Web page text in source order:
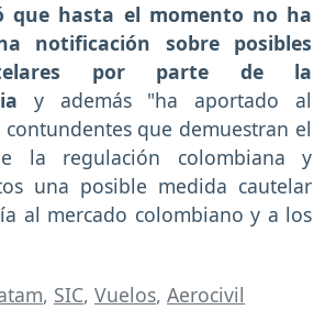
que hasta el momento no ha
notificación sobre posibles
por parte de la
y además "ha aportado al
que demuestran el
la regulación colombiana y
una posible medida cautelar
al mercado colombiano y a los
, SIC, Vuelos, Aerocivil